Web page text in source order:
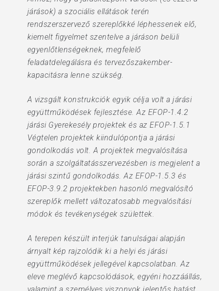
járások) a szociális ellátások terén
rendszerszervező szereplőkké léphessenek elő,
kiemelt figyelmet szentelve a járáson belüli
egyenlőtlenségeknek, megfelelő
feladatdelegálásra és tervezőszakember-
kapacitásra lenne szükség.
A vizsgált konstrukciók egyik célja volt a járási
együttműködések fejlesztése. Az EFOP-1.4.2
járási Gyerekesély projektek és az EFOP-1.5.1
Végtelen projektek kiindulópontja a járási
gondolkodás volt. A projektek megvalósítása
során a szolgáltatásszervezésben is megjelent a
járási szintű gondolkodás. Az EFOP-1.5.3 és
EFOP-3.9.2 projektekben hasonló megvalósító
szereplők mellett változatosabb megvalósítási
módok és tevékenységek születtek.
A terepen készült interjúk tanulságai alapján
árnyalt kép rajzolódik ki a helyi és járási
együttműködések jellegével kapcsolatban. Az
eleve meglévő kapcsolódások, egyéni hozzáállás,